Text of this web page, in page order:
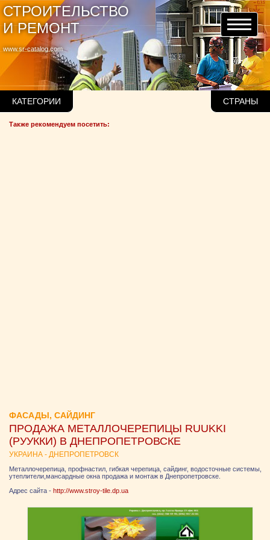
www.sr-catalog.com
СТРОИТЕЛЬСТВО
И РЕМОНТ
КАТЕГОРИИ СТРАНЫ
Также рекомендуем посетить:
ФАСАДЫ, САЙДИНГ
ПРОДАЖА МЕТАЛЛОЧЕРЕПИЦЫ RUUKKI
(РУУККИ) В ДНЕПРОПЕТРОВСКЕ
УКРАИНА - ДНЕПРОПЕТРОВСК
Металлочерепица, профнастил, гибкая черепица, сайдинг, водосточные системы,
утеплители,мансардные окна продажа и монтаж в Днепропетровске.
Адрес сайта - http://www.stroy-tile.dp.ua